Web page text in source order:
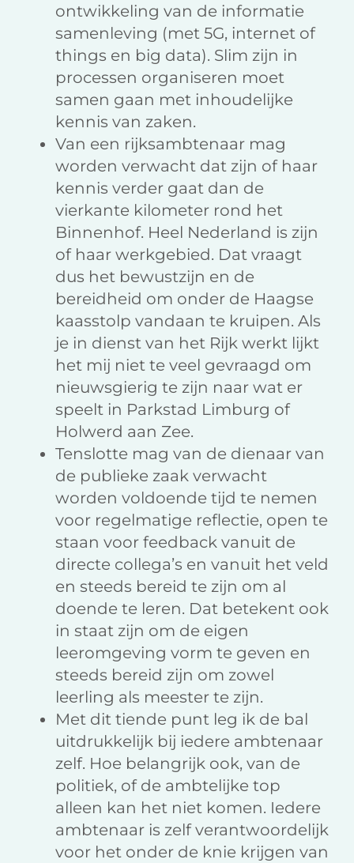
ontwikkeling van de informatie
samenleving (met 5G, internet of
things en big data). Slim zijn in
processen organiseren moet
samen gaan met inhoudelijke
kennis van zaken.
Van een rijksambtenaar mag
worden verwacht dat zijn of haar
kennis verder gaat dan de
vierkante kilometer rond het
Binnenhof. Heel Nederland is zijn
of haar werkgebied. Dat vraagt
dus het bewustzijn en de
bereidheid om onder de Haagse
kaasstolp vandaan te kruipen. Als
je in dienst van het Rijk werkt lijkt
het mij niet te veel gevraagd om
nieuwsgierig te zijn naar wat er
speelt in Parkstad Limburg of
Holwerd aan Zee.
Tenslotte mag van de dienaar van
de publieke zaak verwacht
worden voldoende tijd te nemen
voor regelmatige reflectie, open te
staan voor feedback vanuit de
directe collega’s en vanuit het veld
en steeds bereid te zijn om al
doende te leren. Dat betekent ook
in staat zijn om de eigen
leeromgeving vorm te geven en
steeds bereid zijn om zowel
leerling als meester te zijn.
Met dit tiende punt leg ik de bal
uitdrukkelijk bij iedere ambtenaar
zelf. Hoe belangrijk ook, van de
politiek, of de ambtelijke top
alleen kan het niet komen. Iedere
ambtenaar is zelf verantwoordelijk
voor het onder de knie krijgen van